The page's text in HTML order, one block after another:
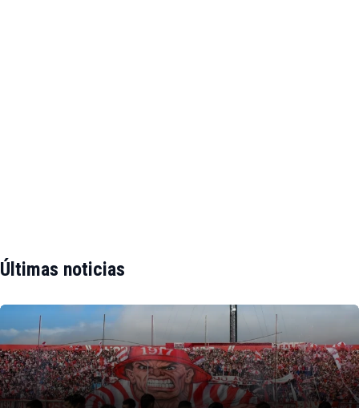
Últimas noticias